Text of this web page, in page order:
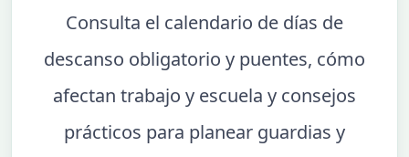
Consulta el calendario de días de
descanso obligatorio y puentes, cómo
afectan trabajo y escuela y consejos
prácticos para planear guardias y